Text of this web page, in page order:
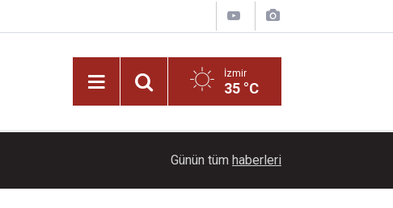
İzmir
35 °C
Kaza yerindeki polis aracına otomobil çarptı:
Günün tüm haberleri